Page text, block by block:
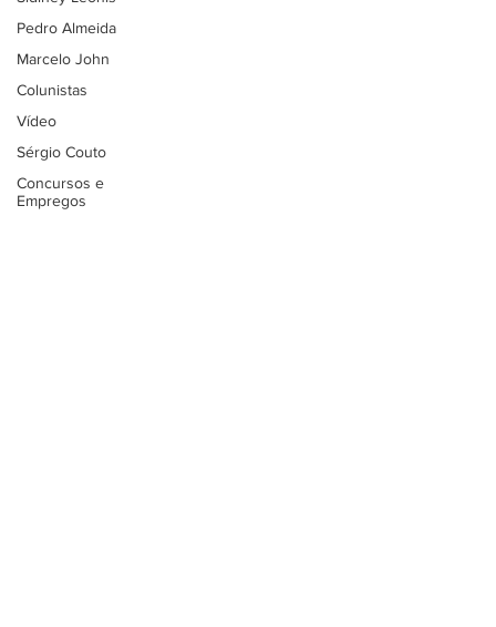
Pedro Almeida
Marcelo John
Colunistas
Vídeo
Sérgio Couto
Concursos e
Empregos